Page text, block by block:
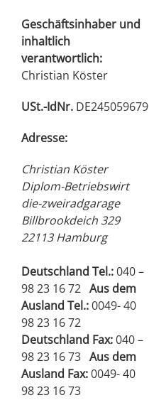
Geschäftsinhaber und
inhaltlich
verantwortlich:
Christian Köster
USt.-IdNr. DE245059679
Adresse:
Christian Köster
Diplom-Betriebswirt
die-zweiradgarage
Billbrookdeich 329
22113 Hamburg
Deutschland Tel.:040 –
98 23 16 72 Aus dem
Ausland Tel.:0049- 40
98 23 16 72
Deutschland Fax:040 –
98 23 16 73 Aus dem
Ausland Fax:0049- 40
98 23 16 73